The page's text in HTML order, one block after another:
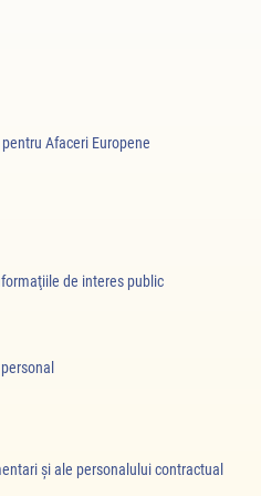
Afaceri Europene
de interes public
şi ale personalului contractual